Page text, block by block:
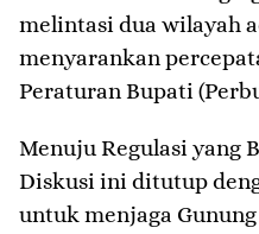
melintasi dua wilayah
menyarankan
Peraturan Bupati
Menuju Regulasi yang
Diskusi ini ditutup
untuk menjaga